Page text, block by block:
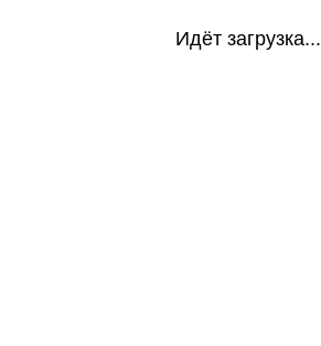
Идёт загрузка...